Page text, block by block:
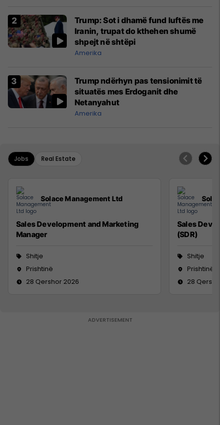
Trump: Sot i dhamë fund luftës me
Iranin, trupat do kthehen shumë
shpejt në shtëpi
Amerika
Trump ndërhyn pas tensionimit të
situatës mes Erdoganit dhe
Netanyahut
Amerika
Jobs Real Estate
Solace Management Ltd
Sales Development and Marketing
Manager
Shitje
Prishtinë
28 Qershor 2026
Sales
(SDR)
Shitje
Prishtinë
28